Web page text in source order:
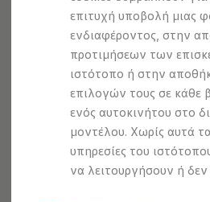
επιτυχή υποβολή μιας
ενδιαφέροντος, στην
προτιμήσεων των
ιστότοπο ή στην
επιλογών τους σε κάθε
ενός αυτοκινήτου στο
μοντέλου. Χωρίς αυτά
υπηρεσίες του
να λειτουργήσουν ή
ID. Charger
Ενημέρωση ID.
Πλατφόρμα MEB
Μύθοι & Αλήθειες
Πού μπορώ να
Πόσο μακριά
Πώς μπορώ να
Πώς μπορώ να
Η αντλία
Η λειτουργία
Το σύστημα
Διαθέσιμα νέα και
Διαθέσιμα νέα αυτοκίνητα
Θέλετε να χρησιμοποιείτε τις
Smartphone σας με άνεση στο
App‐Connect 3 , αυτό είναι πολύ
δυνατότητα να χειρίζεστε
περιεχόμενα απευθείας στο
Μεταδίδονται ασύρματα με το